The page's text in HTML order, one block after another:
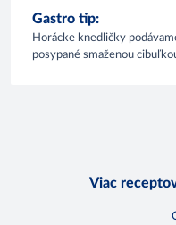
Gastro tip:
Horácke knedličky
posypané smaženou
Viac